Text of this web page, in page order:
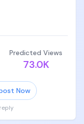
要求，比如需要介
些话题，以及有哪
有关。
，以及一些 AI 行业
程里最花时间的一
Predicted Views
73.0K
Now